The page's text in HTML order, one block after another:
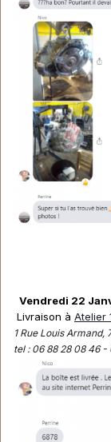
Vendredi 22
Livraison à Atelier
1 Rue Louis
tel : 06 88 28 08 46 -